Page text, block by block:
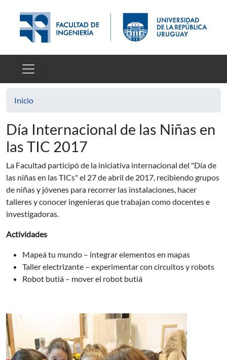
Inicio
Día Internacional de las Niñas en
las TIC 2017
La Facultad participó de la iniciativa internacional del "Día de
las niñas en las TICs" el 27 de abril de 2017, recibiendo grupos
de niñas y jóvenes para recorrer las instalaciones, hacer
talleres y conocer ingenieras que trabajan como docentes e
investigadoras.
Actividades
Mapeá tu mundo – integrar elementos en mapas
Taller electrizante – experimentar con circuitos y robots
Robot butiá – mover el robot butiá